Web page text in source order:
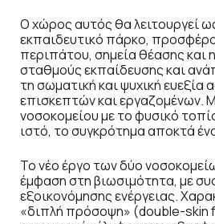
Ο χώρος αυτός θα λειτουργεί
εκπαιδευτικό πάρκο,
περιπάτου, σημεία θέασης και
σταθμούς εκπαίδευσης και
τη σωματική και ψυχική ευεξία
επισκεπτών και εργαζομένων.
νοσοκομείου με το φυσικό
ιστό, το συγκρότημα αποκτά
Το νέο έργο των δύο
έμφαση στη βιωσιμότητα, με
εξοικονόμησης ενέργειας.
«διπλή πρόσοψη» (double-skin